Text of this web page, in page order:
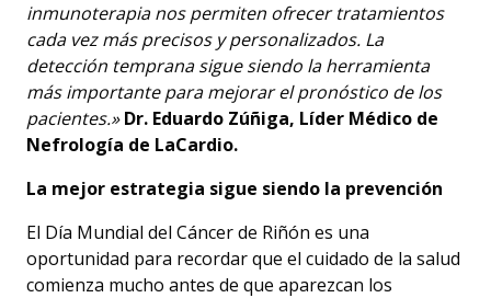
inmunoterapia nos permiten ofrecer tratamientos
cada vez más precisos y personalizados. La
detección temprana sigue siendo la herramienta
más importante para mejorar el pronóstico de los
pacientes.» Dr. Eduardo Zúñiga, Líder Médico de
Nefrología de LaCardio.
La mejor estrategia sigue siendo la prevención
El Día Mundial del Cáncer de Riñón es una
oportunidad para recordar que el cuidado de la salud
comienza mucho antes de que aparezcan los